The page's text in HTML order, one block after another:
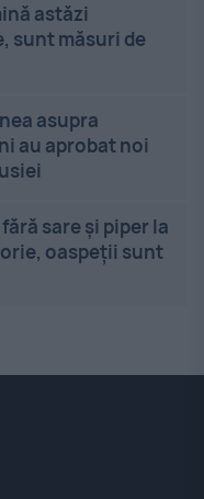
astăzi
sunt măsuri de
asupra
au aprobat noi
sare și piper la
oaspeții sunt